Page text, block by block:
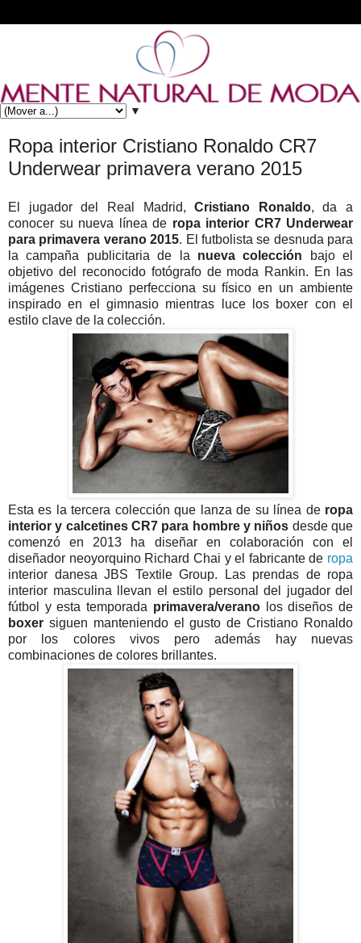
▼
Ropa interior Cristiano Ronaldo CR7
Underwear primavera verano 2015
El jugador del Real Madrid,Cristiano Ronaldo, da a
conocer su nueva línea de ropa interior CR7 Underwear
para primavera verano 2015. El futbolista se desnuda para
la campaña publicitaria de la nueva colección bajo el
objetivo del reconocido fotógrafo de moda Rankin. En las
imágenes Cristiano perfecciona su físico en un ambiente
inspirado en el gimnasio mientras luce los boxer con el
estilo clave de la colección.
Esta es la tercera colección que lanza de su línea de ropa
interior y calcetines CR7 para hombre y niños desde que
comenzó en 2013 ha diseñar en colaboración con el
diseñador neoyorquino Richard Chai y el fabricante de ropa
interior danesa JBS Textile Group. Las prendas de ropa
interior masculina llevan el estilo personal del jugador del
fútbol y esta temporada primavera/veranolos diseños de
boxer siguen manteniendo el gusto de Cristiano Ronaldo
por los colores vivos pero además hay nuevas
combinaciones de colores brillantes.